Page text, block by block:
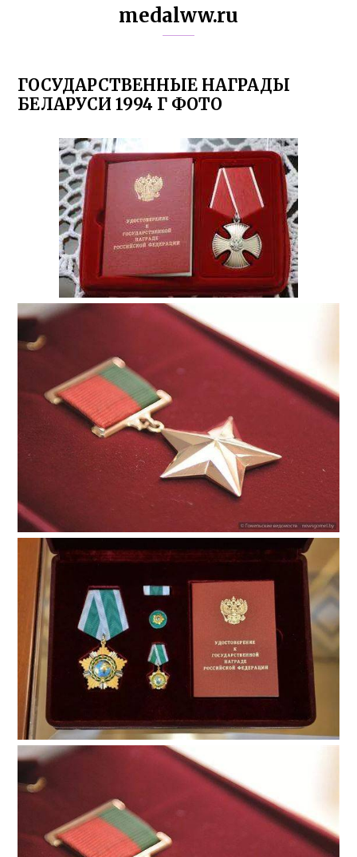
medalww.ru
ГОСУДАРСТВЕННЫЕ НАГРАДЫ
БЕЛАРУСИ 1994 Г ФОТО